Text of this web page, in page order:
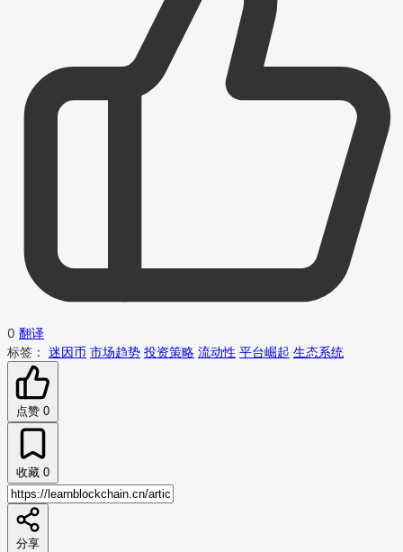
0 翻译
标签： 迷因币 市场趋势 投资策略 流动性 平台崛起 生态系统
点赞 0
收藏 0
分享